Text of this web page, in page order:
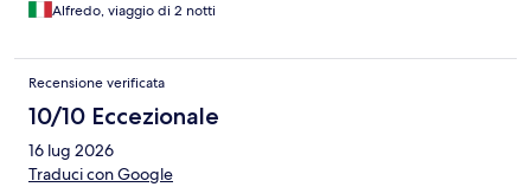
Alfredo, viaggio di 2 notti
Recensione verificata
10/10 Eccezionale
16 lug 2026
Traduci con Google